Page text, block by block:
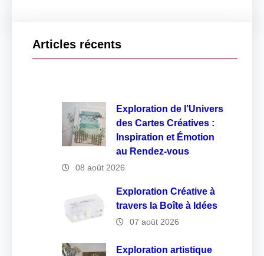
Articles récents
Exploration de l’Univers
des Cartes Créatives :
Inspiration et Émotion
au Rendez-vous
08 août 2026
Exploration Créative à
travers la Boîte à Idées
07 août 2026
Exploration artistique